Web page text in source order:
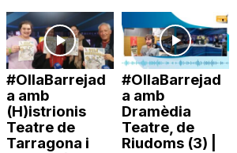
#OllaBarrejad
a amb
(H)istrionis
Teatre de
Tarragona i
#OllaBarrejad
a amb
Dramèdia
Teatre, de
Riudoms (3) |